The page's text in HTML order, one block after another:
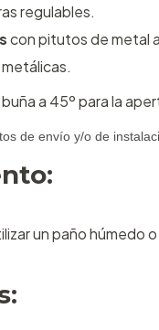
regulables.
con pitutos de metal
buña a 45º para la
de envío y/o de
un paño húmedo